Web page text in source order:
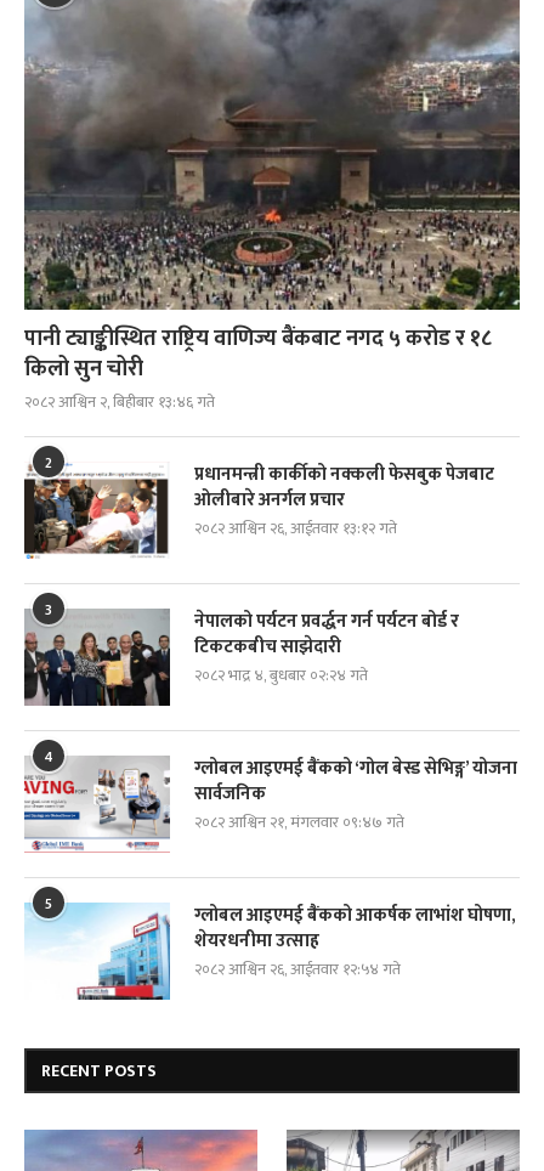
पानी ट्याङ्कीस्थित राष्ट्रिय वाणिज्य बैंकबाट नगद ५ करोड र १८
किलो सुन चोरी
२०८२ आश्विन २, बिहीबार १३:४६ गते
2
प्रधानमन्त्री कार्कीको नक्कली फेसबुक पेजबाट
ओलीबारे अनर्गल प्रचार
२०८२ आश्विन २६, आईतवार १३:१२ गते
3
नेपालको पर्यटन प्रवर्द्धन गर्न पर्यटन बोर्ड र
टिकटकबीच साझेदारी
२०८२ भाद्र ४, बुधबार ०२:२४ गते
4
ग्लोबल आइएमई बैंकको ‘गोल बेस्ड सेभिङ्ग’ योजना
सार्वजनिक
२०८२ आश्विन २१, मंगलवार ०९:४७ गते
5
ग्लोबल आइएमई बैंकको आकर्षक लाभांश घोषणा,
शेयरधनीमा उत्साह
२०८२ आश्विन २६, आईतवार १२:५४ गते
RECENT POSTS